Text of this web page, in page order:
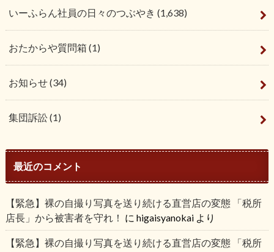
いーふらん社員の日々のつぶやき (1,638)
おたからや質問箱 (1)
お知らせ(34)
集団訴訟(1)
最近のコメント
【緊急】裸の自撮り写真を送り続ける直営店の変態 「税所
店長」から被害者を守れ！ に higaisyanokaiより
【緊急】裸の自撮り写真を送り続ける直営店の変態 「税所